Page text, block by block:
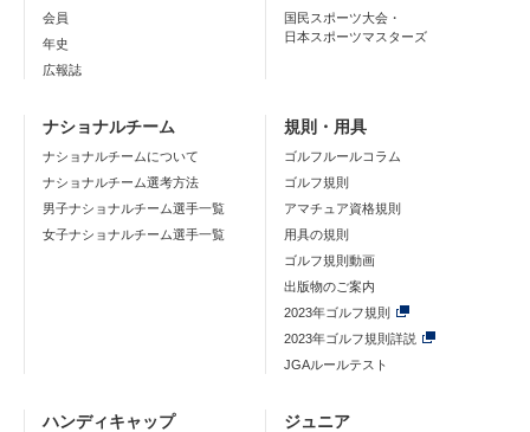
会員
年史
広報誌
国民スポーツ大会・
日本スポーツマスターズ
ナショナルチーム
ナショナルチームについて
ナショナルチーム選考方法
男子ナショナルチーム選手一覧
女子ナショナルチーム選手一覧
規則・用具
ゴルフルールコラム
ゴルフ規則
アマチュア資格規則
用具の規則
ゴルフ規則動画
出版物のご案内
2023年ゴルフ規則
2023年ゴルフ規則詳説
JGAルールテスト
ハンディキャップ ジュニア